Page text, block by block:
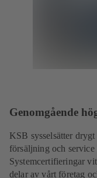
Genomgående
KSB sysselsätter
försäljning och
Systemcertifieringar
delar av vårt företag